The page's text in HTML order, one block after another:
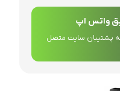
واتس اپ
پشتیبان سایت متصل